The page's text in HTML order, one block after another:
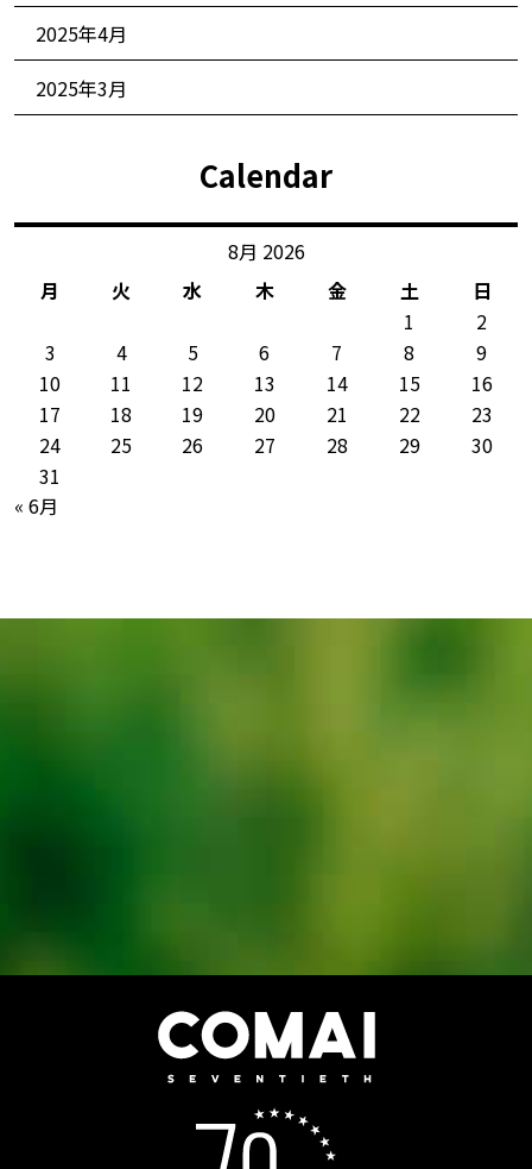
2025年4月
2025年3月
Calendar
8月 2026
月
火 水 木 金 土
日
1
2
3
4 5 6 7 8
9
10
11 12 13 14 15
16
17
18 19 20 21 22
23
24
25 26 27 28 29
30
31
« 6月